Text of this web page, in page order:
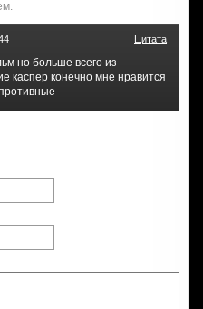
Цитата
но больше всего из
каспер конечно мне нравится